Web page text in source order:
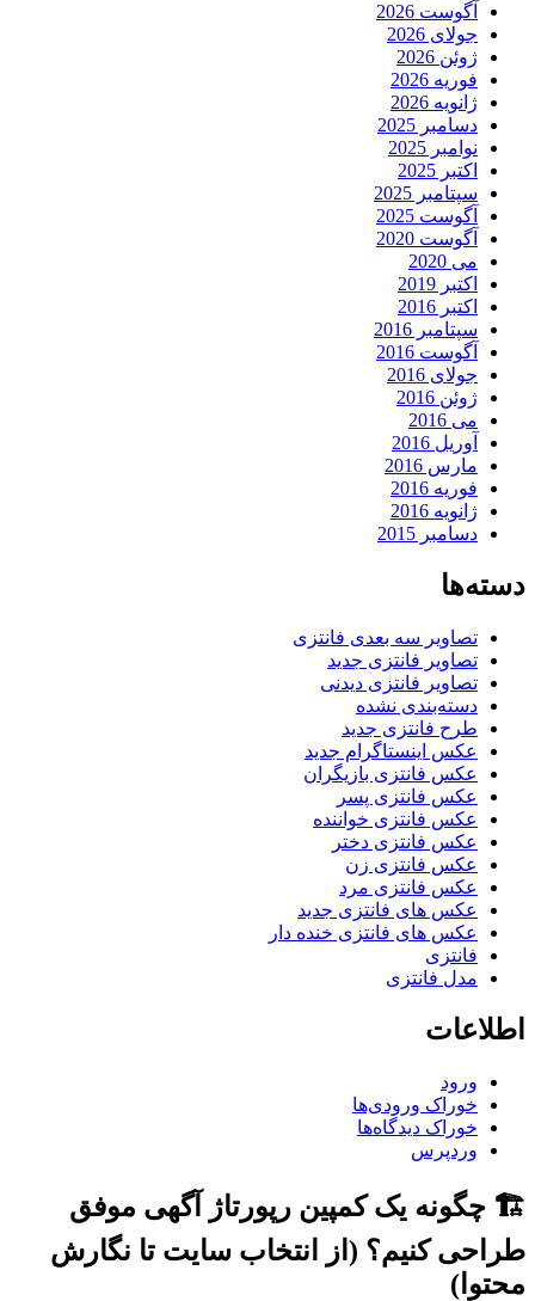
آگوست 2026
جولای 2026
ژوئن 2026
فوریه 2026
ژانویه 2026
دسامبر 2025
نوامبر 2025
اکتبر 2025
سپتامبر 2025
آگوست 2025
آگوست 2020
می 2020
اکتبر 2019
اکتبر 2016
سپتامبر 2016
آگوست 2016
جولای 2016
ژوئن 2016
می 2016
آوریل 2016
مارس 2016
فوریه 2016
ژانویه 2016
دسامبر 2015
دسته‌ها
تصاویر سه بعدی فانتزی
تصاویر فانتزی جدید
تصاویر فانتزی دیدنی
دسته‌بندی نشده
طرح فانتزی جدید
عکس اینستاگرام جدید
عکس فانتزی بازیگران
عکس فانتزی پسر
عکس فانتزی خواننده
عکس فانتزی دختر
عکس فانتزی زن
عکس فانتزی مرد
عکس های فانتزی جدید
عکس های فانتزی خنده دار
فانتزی
مدل فانتزی
اطلاعات
ورود
خوراک ورودی‌ها
خوراک دیدگاه‌ها
وردپرس
🏗️ چگونه یک کمپین رپورتاژ آگهی موفق
طراحی کنیم؟ (از انتخاب سایت تا نگارش
محتوا)